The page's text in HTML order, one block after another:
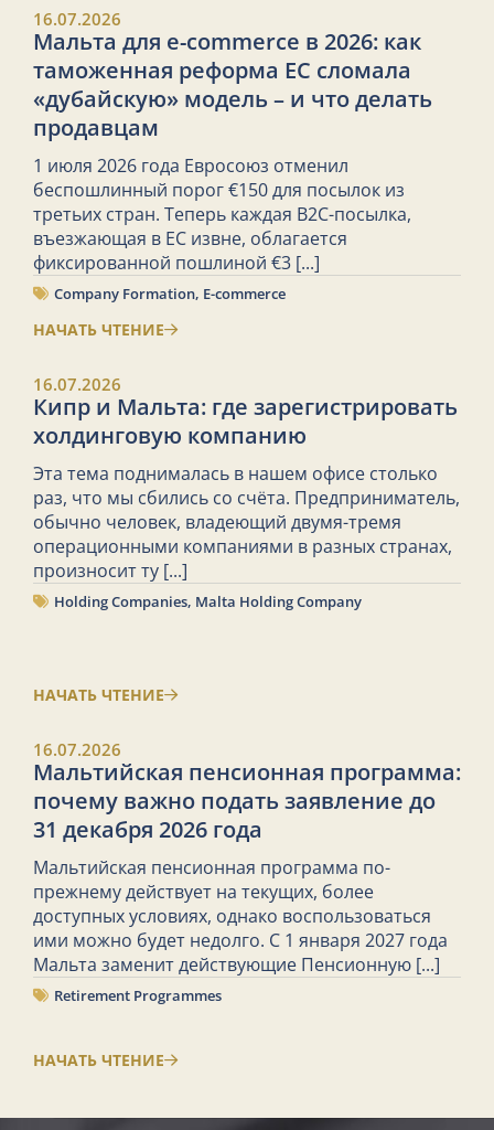
16.07.2026
Мальта для e-commerce в 2026: как
таможенная реформа ЕС сломала
«дубайскую» модель – и что делать
продавцам
1 июля 2026 года Евросоюз отменил
беспошлинный порог €150 для посылок из
третьих стран. Теперь каждая B2C-посылка,
въезжающая в ЕС извне, облагается
фиксированной пошлиной €3 [...]
Company Formation, E-commerce
НАЧАТЬ ЧТЕНИЕ
16.07.2026
Кипр и Мальта: где зарегистрировать
холдинговую компанию
Эта тема поднималась в нашем офисе столько
раз, что мы сбились со счёта. Предприниматель,
обычно человек, владеющий двумя-тремя
операционными компаниями в разных странах,
произносит ту [...]
Holding Companies, Malta Holding Company
НАЧАТЬ ЧТЕНИЕ
16.07.2026
Мальтийская пенсионная программа:
почему важно подать заявление до
31 декабря 2026 года
Мальтийская пенсионная программа по-
прежнему действует на текущих, более
доступных условиях, однако воспользоваться
ими можно будет недолго. С 1 января 2027 года
Мальта заменит действующие Пенсионную [...]
Retirement Programmes
НАЧАТЬ ЧТЕНИЕ